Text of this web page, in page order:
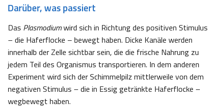
Darüber, was passiert
Das Plasmodiumwird sich in Richtung des positiven Stimulus
– die Haferflocke – bewegt haben. Dicke Kanäle werden
innerhalb der Zelle sichtbar sein, die die frische Nahrung zu
jedem Teil des Organismus transportieren. In dem anderen
Experiment wird sich der Schimmelpilz mittlerweile von dem
negativen Stimulus – die in Essig getränkte Haferflocke –
wegbewegt haben.